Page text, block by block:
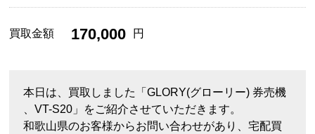
買取金額 170,000 円
本日は、買取しました「GLORY(グローリー) 券売機
、VT-S20」をご紹介させていただきます。
和歌山県のお客様からお問い合わせがあり、宅配買